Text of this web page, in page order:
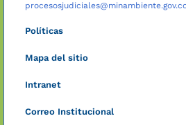
Políticas
Mapa del sitio
Intranet
Correo Institucional